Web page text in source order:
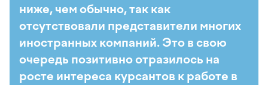
ниже, чем обычно, так как
отсутствовали представители многих
иностранных компаний. Это в свою
очередь позитивно отразилось на
росте интереса курсантов к работе в